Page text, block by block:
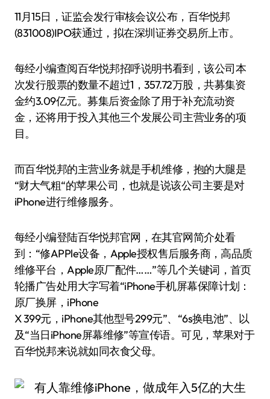
11月15日，证监会发行审核会议公布，百华悦邦
(831008)IPO获通过，拟在深圳证券交易所上市。
每经小编查阅百华悦邦招呼说明书看到，该公司本
次发行股票的数量不超过1，357.72万股，共募集资
金约3.09亿元。募集后资金除了用于补充流动资
金，还将用于投入其他三个发展公司主营业务的项
目。
而百华悦邦的主营业务就是手机维修，抱的大腿是
“财大气粗“的苹果公司，也就是说该公司主要是对
iPhone进行维修服务。
每经小编登陆百华悦邦官网，在其官网简介处看
到：“修APPle设备，Apple授权售后服务商，高品质
维修平台，Apple原厂配件……”等几个关键词，首页
轮播广告处用大字写着“iPhone手机屏幕保障计划：
原厂换屏，iPhone
X 399元，iPhone其他型号299元”、“6s换电池”、以
及“当日iPhone屏幕维修”等宣传语。可见，苹果对于
百华悦邦来说就如同衣食父母。